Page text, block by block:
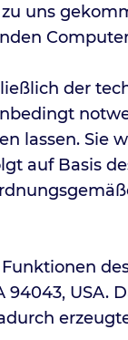
zu uns
der
lassen. Sie
auf Basis
94043, USA.